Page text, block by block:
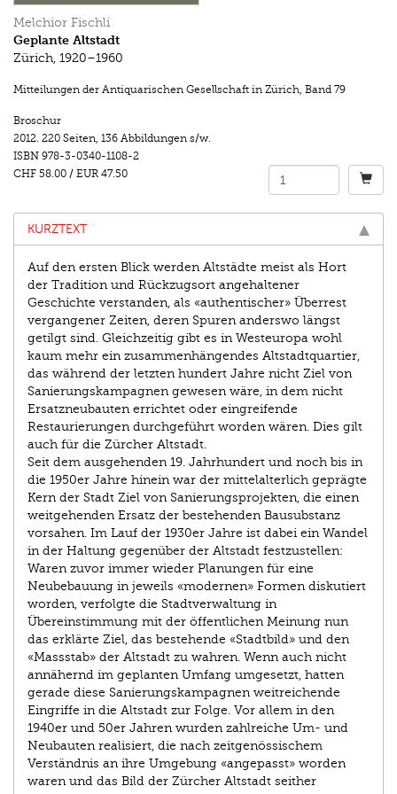
Melchior Fischli
Geplante Altstadt
Zürich, 1920–1960
Mitteilungen der Antiquarischen Gesellschaft in Zürich, Band 79
Broschur
2012. 220 Seiten, 136 Abbildungen s/w.
ISBN 978-3-0340-1108-2
CHF 58.00 / EUR 47.50
KURZTEXT
Auf den ersten Blick werden Altstädte meist als Hort
der Tradition und Rückzugsort angehaltener
Geschichte verstanden, als «authentischer» Überrest
vergangener Zeiten, deren Spuren anderswo längst
getilgt sind. Gleichzeitig gibt es in Westeuropa wohl
kaum mehr ein zusammenhängendes Altstadtquartier,
das während der letzten hundert Jahre nicht Ziel von
Sanierungskampagnen gewesen wäre, in dem nicht
Ersatzneubauten errichtet oder eingreifende
Restaurierungen durchgeführt worden wären. Dies gilt
auch für die Zürcher Altstadt.
Seit dem ausgehenden 19. Jahrhundert und noch bis in
die 1950er Jahre hinein war der mittelalterlich geprägte
Kern der Stadt Ziel von Sanierungsprojekten, die einen
weitgehenden Ersatz der bestehenden Bausubstanz
vorsahen. Im Lauf der 1930er Jahre ist dabei ein Wandel
in der Haltung gegenüber der Altstadt festzustellen:
Waren zuvor immer wieder Planungen für eine
Neubebauung in jeweils «modernen» Formen diskutiert
worden, verfolgte die Stadtverwaltung in
Übereinstimmung mit der öffentlichen Meinung nun
das erklärte Ziel, das bestehende «Stadtbild» und den
«Massstab» der Altstadt zu wahren. Wenn auch nicht
annähernd im geplanten Umfang umgesetzt, hatten
gerade diese Sanierungskampagnen weitreichende
Eingriffe in die Altstadt zur Folge. Vor allem in den
1940er und 50er Jahren wurden zahlreiche Um- und
Neubauten realisiert, die nach zeitgenössischem
Verständnis an ihre Umgebung «angepasst» worden
waren und das Bild der Zürcher Altstadt seither